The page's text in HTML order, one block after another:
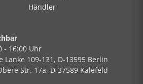
Händler
- 16:00 Uhr
Lanke 109-131, D-13595 Berlin
Str. 17a, D-37589 Kalefeld